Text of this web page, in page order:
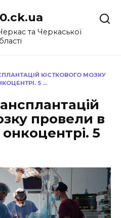
та Черкаської
КІСТКОВОГО МОЗКУ
5 …
провели в
5